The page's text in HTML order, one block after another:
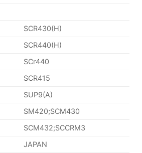
SCR430(H)
SCR440(H)
SCr440
SCR415
SUP9(A)
SM420;SCM430
SCM432;SCCRM3
JAPAN